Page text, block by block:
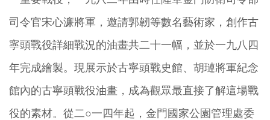
司令官宋心濂將軍，邀請郭韌等數名藝術家，創作古
寧頭戰役詳細戰況的油畫共二十一幅，並於一九八四
年完成繪製。現展示於古寧頭戰史館、胡璉將軍紀念
館內的古寧頭戰役油畫，成為觀眾最直接了解這場戰
役的素材。從二○一四年起，金門國家公園管理處委